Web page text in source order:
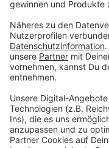
2
3 große
1 große
2
Anzeige